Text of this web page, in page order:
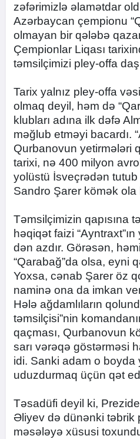
zəfərimizlə əlamətdar
Azərbaycan çempionu
olmayan bir qələbə
Çempionlar Liqası
təmsilçimizi pley-offa
Tarix yalnız pley-offa
olmaq deyil, həm də
klubları adına ilk dəfə
məğlub etməyi bacardı.
Qurbanovun yetirmələri
tarixi, nə 400 milyon
yolüstü İsveçrədən
Sandro Şarer kömək ola
Təmsilçimizin qapısına
həqiqət faizi
dən azdır. Görəsən,
“Qarabağ”da olsa, eyni
Yoxsa, cənab Şarer öz
naminə ona da imkan
Hələ ağdamlıların
təmsilçisi”nin
qaçması, Qurbanovun
sarı vərəqə göstərməsi
idi. Sanki adam o boyda
uduzdurmaq üçün qət
Təsadüfi deyil ki,
Əliyev də dünənki təbrik
məsələyə xüsusi